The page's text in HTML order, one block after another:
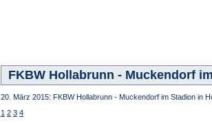
FKBW Hollabrunn - Muckendorf
20. März 2015: FKBW Hollabrunn - Muckendorf im Stadion in
1 2 3 4